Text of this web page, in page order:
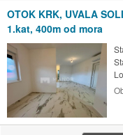
OTOK KRK, UVALA
1.kat, 400m od mora